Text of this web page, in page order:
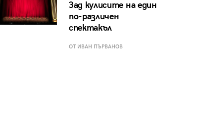
Зад кулисите на един
по-различен
спектакъл
ОТ ИВАН ПЪРВАНОВ